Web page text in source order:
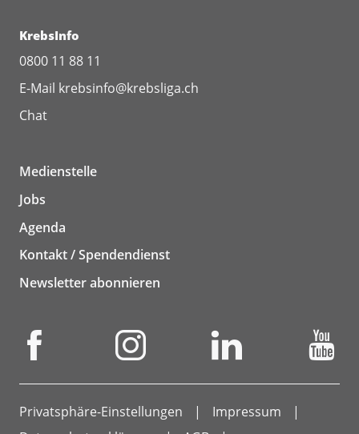
KrebsInfo
0800 11 88 11
E-Mail krebsinfo@krebsliga.ch
Chat
Medienstelle
Jobs
Agenda
Kontakt / Spendendienst
Newsletter abonnieren
Privatsphäre-Einstellungen
Impressum